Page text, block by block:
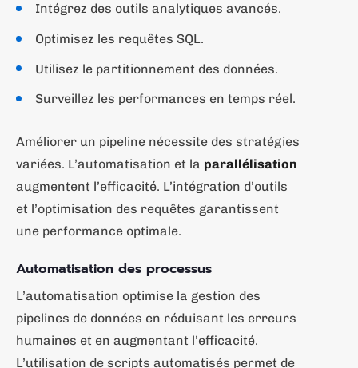
Intégrez des outils analytiques avancés.
Optimisez les requêtes SQL.
Utilisez le partitionnement des données.
Surveillez les performances en temps réel.
Améliorer un pipeline nécessite des stratégies
variées. L’automatisation et la parallélisation
augmentent l’efficacité. L’intégration d’outils
et l’optimisation des requêtes garantissent
une performance optimale.
Automatisation des processus
L’automatisation optimise la gestion des
pipelines de données en réduisant les erreurs
humaines et en augmentant l’efficacité.
L’utilisation de scripts automatisés permet de